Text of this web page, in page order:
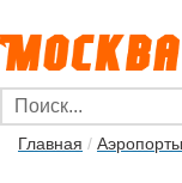
Главная / Аэропорты